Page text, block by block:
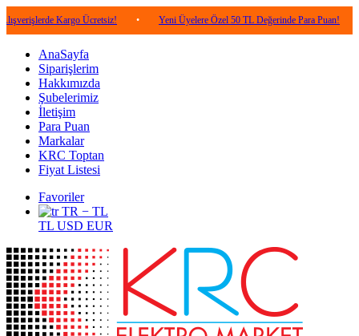
Kargo Ücretsiz! • Yeni Üyelere Özel 50 TL Değerinde Para Puan! •
AnaSayfa
Siparişlerim
Hakkımızda
Şubelerimiz
İletişim
Para Puan
Markalar
KRC Toptan
Fiyat Listesi
Favoriler
TR − TL
TL USD EUR